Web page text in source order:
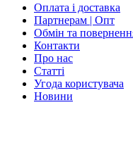
Оплата і доставка
Партнерам | Опт
Обмін та
Контакти
Про нас
Статті
Угода користувача
Новини